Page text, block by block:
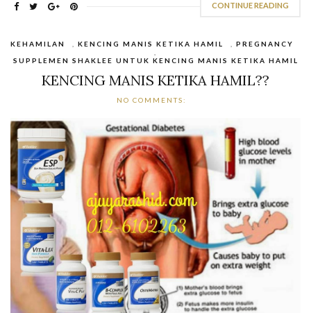
CONTINUE READING
KEHAMILAN KENCING MANIS KETIKA HAMIL
PREGNANCY
SUPPLEMEN SHAKLEE UNTUK KENCING MANIS KETIKA HAMIL
KENCING MANIS KETIKA HAMIL??
NO COMMENTS: